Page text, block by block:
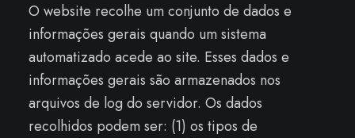
O website recolhe um conjunto de dados e
informações gerais quando um sistema
automatizado acede ao site. Esses dados e
informações gerais são armazenados nos
arquivos de log do servidor. Os dados
recolhidos podem ser: (1) os tipos de